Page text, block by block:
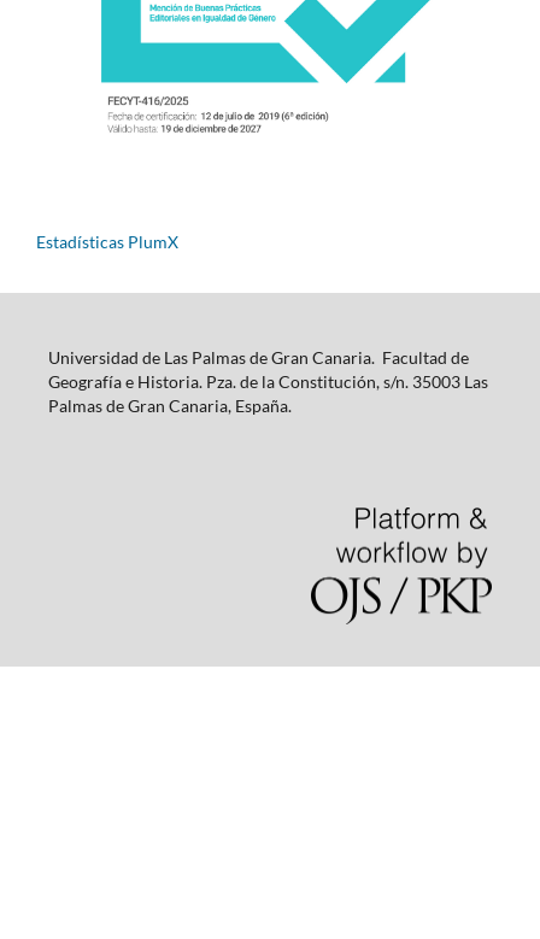
Estadísticas PlumX
Universidad de Las Palmas de Gran Canaria. Facultad de
Geografía e Historia. Pza. de la Constitución, s/n. 35003 Las
Palmas de Gran Canaria, España.